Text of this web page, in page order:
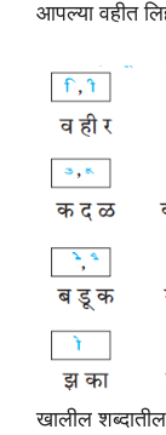
आपल्या वहीत
खालील